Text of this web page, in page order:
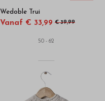
Wedoble Trui
Vanaf € 33,99 € 39,99
50 - 62